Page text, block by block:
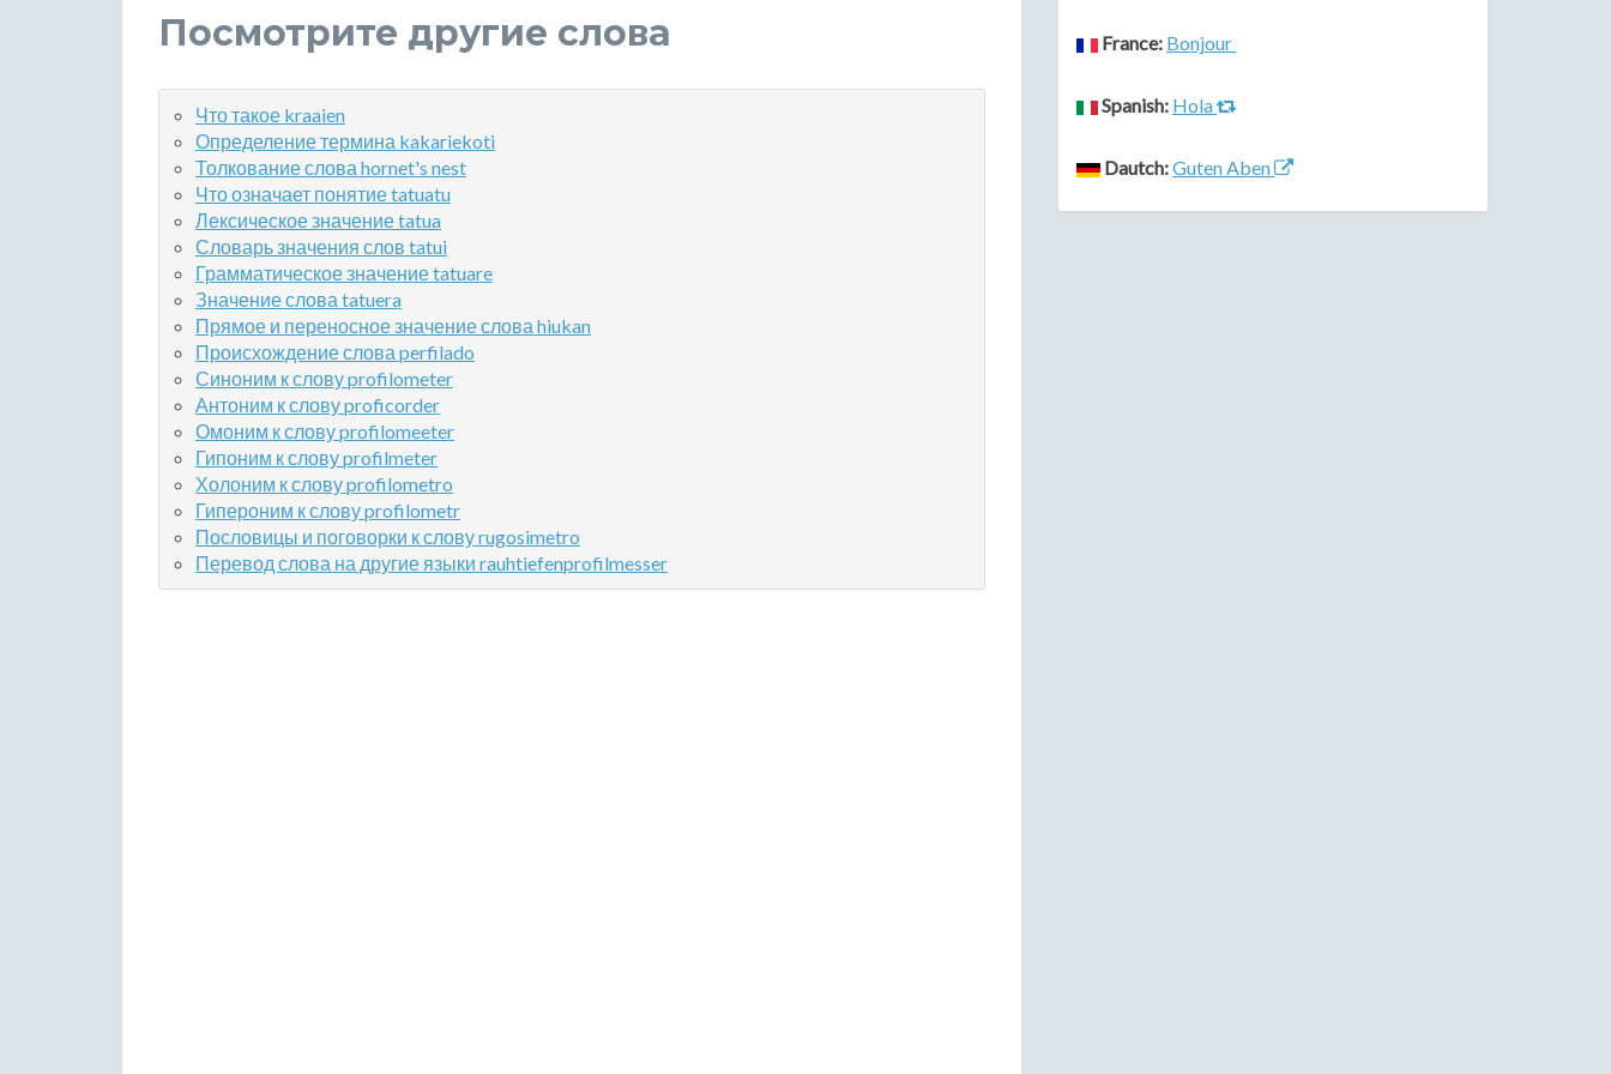
Посмотрите другие слова
Что такое kraaien
Определение термина kakariekoti
Толкование слова hornet's nest
Что означает понятие tatuatu
Лексическое значение tatua
Словарь значения слов tatui
Грамматическое значение tatuare
Значение слова tatuera
Прямое и переносное значение слова hiukan
Происхождение слова perfilado
Синоним к слову profilometer
Антоним к слову proficorder
Омоним к слову profilomeeter
Гипоним к слову profilmeter
Холоним к слову profilometro
Гипероним к слову profilometr
Пословицы и поговорки к слову rugosimetro
Перевод слова на другие языки rauhtiefenprofilmesser
France: Bonjour
Spanish: Hola
Dautch:Guten Aben